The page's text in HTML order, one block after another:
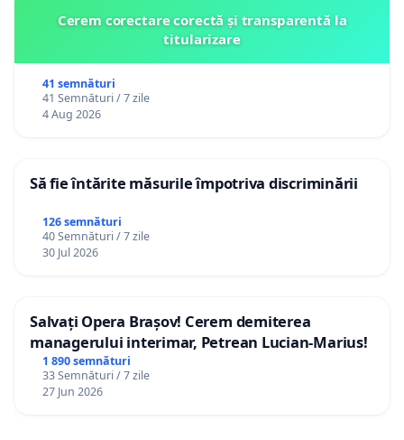
Cerem corectare corectă și transparentă la
titularizare
41 semnături
41 Semnături / 7 zile
4 Aug 2026
Să fie întărite măsurile împotriva discriminării
126 semnături
40 Semnături / 7 zile
30 Jul 2026
Salvați Opera Brașov! Cerem demiterea
managerului interimar, Petrean Lucian-Marius!
1 890 semnături
33 Semnături / 7 zile
27 Jun 2026